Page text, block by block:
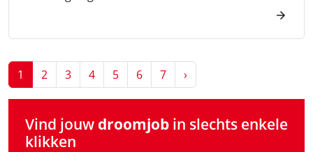
1 2 3 4 5 6 7 ›
Vind jouw droomjob in slechts enkele
klikken